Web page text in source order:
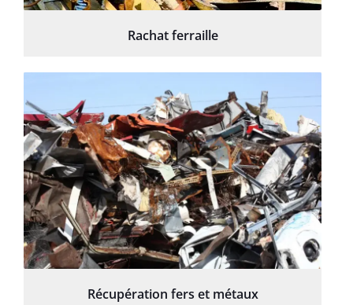
Rachat ferraille
Récupération fers et métaux